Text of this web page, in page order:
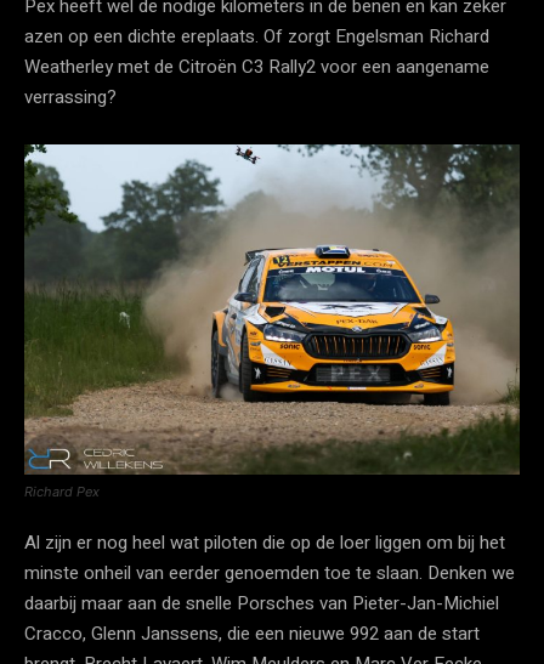
Pex heeft wel de nodige kilometers in de benen en kan zeker
azen op een dichte ereplaats. Of zorgt Engelsman Richard
Weatherley met de Citroën C3 Rally2 voor een aangename
verrassing?
Richard Pex
Al zijn er nog heel wat piloten die op de loer liggen om bij het
minste onheil van eerder genoemden toe te slaan. Denken we
daarbij maar aan de snelle Porsches van Pieter-Jan-Michiel
Cracco, Glenn Janssens, die een nieuwe 992 aan de start